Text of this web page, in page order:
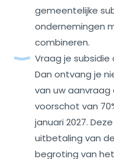
gemeentelijke
ondernemingen
combineren.
Vraag je subsidie
Dan ontvang je
van uw
voorschot van
januari 2027.
uitbetaling van
begroting van